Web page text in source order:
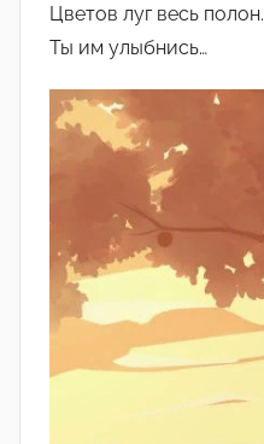
Цветов луг весь полон.
Ты им улыбнись…